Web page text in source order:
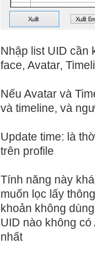
Nhập list UID cần
face, Avatar,
Nếu Avatar và
và timeline, và
Update time: là
trên profile
Tính năng này
muốn lọc lấy
khoản không
UID nào không
nhất